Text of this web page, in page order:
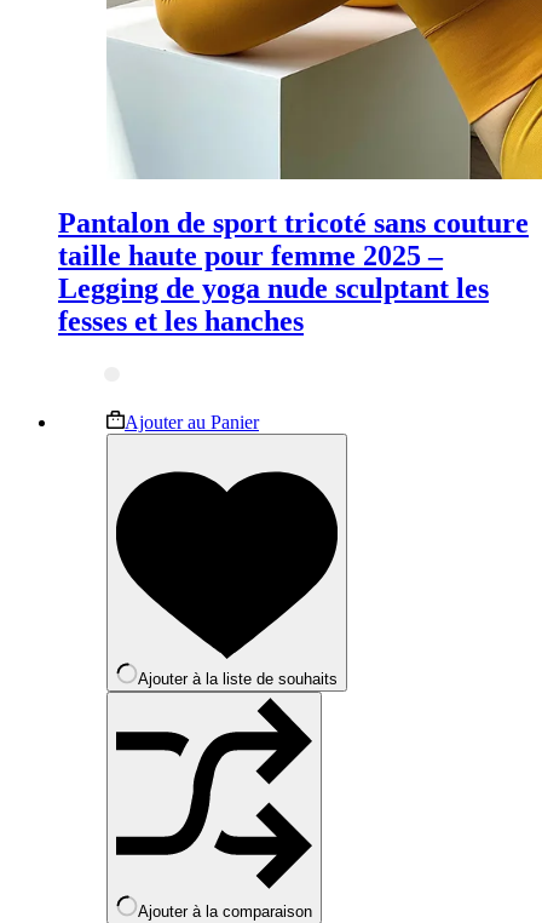
Pantalon de sport tricoté sans couture
taille haute pour femme 2025 –
Legging de yoga nude sculptant les
fesses et les hanches
Ajouter au PanierCe
produit
plusieurs
variations.
choisies
sur
page
du
produit
Ajouter à la liste de souhaits
Ajouter à la comparaison